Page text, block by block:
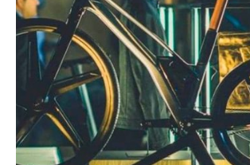
Actualité